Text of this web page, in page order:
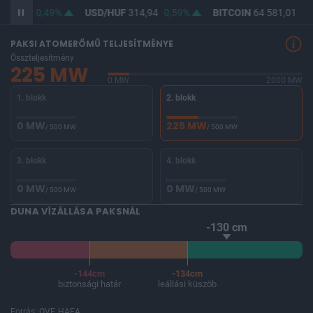
0,49% USD/HUF314,94 0,59% BITCOIN64 581,01
PAKSI ATOMERŐMŰ TELJESÍTMÉNYE
Összteljesítmény
225 MW 0 MW
2000 MW
1. blokk
0 MW/ 500 MW
2. blokk
225 MW/ 500 MW
3. blokk
0 MW/ 500 MW
4. blokk
0 MW/ 500 MW
DUNA VÍZÁLLÁSA PAKSNÁL
-130 cm
-144cm
biztonsági határ
-134cm
leállási küszöb